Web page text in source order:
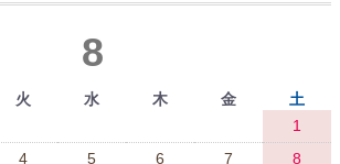
8
火 水 木 金
土
1
4 5 6 7
8